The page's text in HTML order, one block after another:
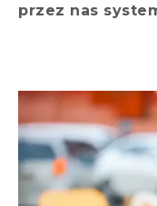
przez nas